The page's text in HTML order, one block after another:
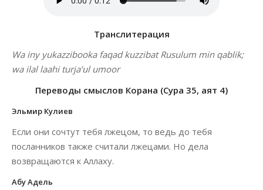
Транслитерация
Wa iny yukazzibooka faqad kuzzibat Rusulum min qablik;
wa ilal laahi turja’ul umoor
Переводы смыслов Корана (Сура 35, аят 4)
Эльмир Кулиев
Если они сочтут тебя лжецом, то ведь до тебя
посланников также считали лжецами. Но дела
возвращаются к Аллаху.
Абу Адель